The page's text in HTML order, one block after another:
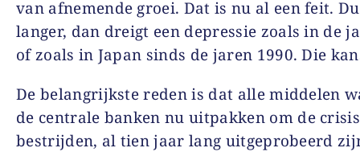
van afnemende groei. Dat is nu al een feit.
langer, dan dreigt een depressie zoals in de
of zoals in Japan sinds de jaren 1990. Die
De belangrijkste reden is dat alle middelen
de centrale banken nu uitpakken om de
bestrijden, al tien jaar lang uitgeprobeerd